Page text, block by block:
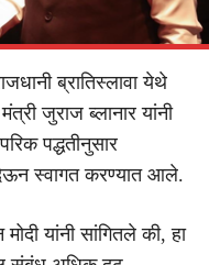
ब्रातिस्लावा येथे
जुराज ब्लानार यांनी
पद्धतीनुसार
स्वागत करण्यात आले.
यांनी सांगितले की, हा